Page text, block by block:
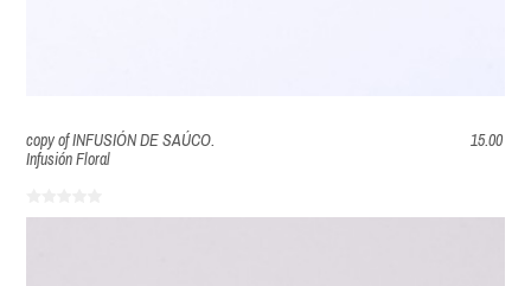
copy of INFUSIÓN DE SAÚCO.
Infusión Floral
15.00